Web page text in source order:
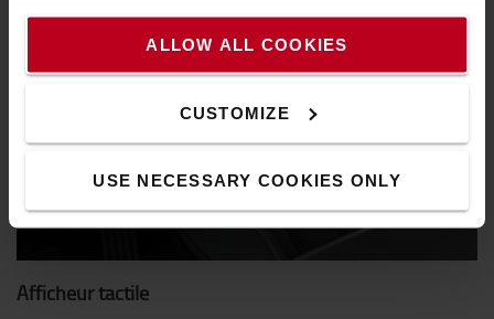
ALLOW ALL COOKIES
CUSTOMIZE
USE NECESSARY COOKIES ONLY
Afficheur tactile